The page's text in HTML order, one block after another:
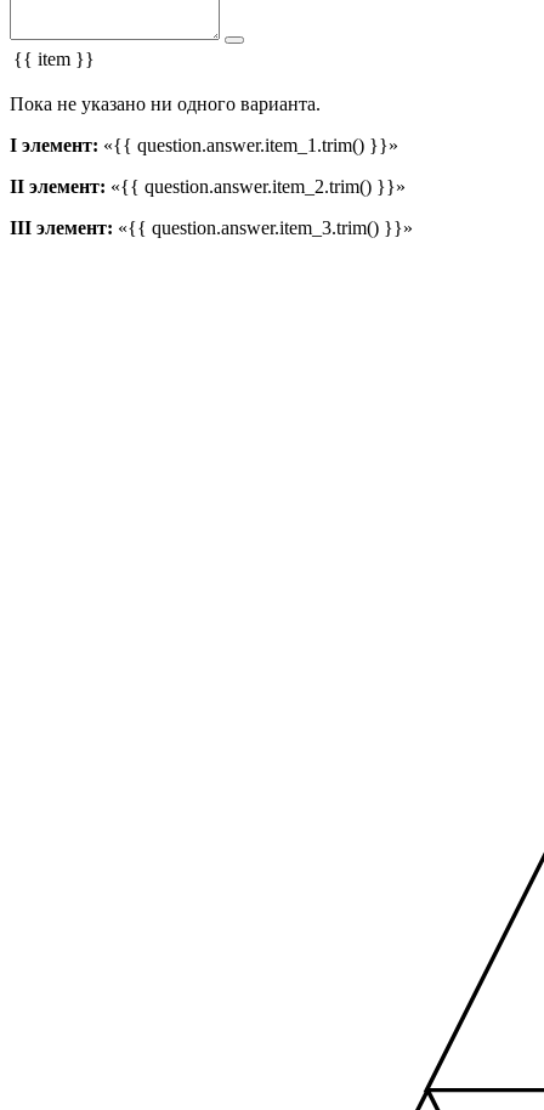
{{ item }}
Пока не указано ни одного варианта.
I элемент: «{{ question.answer.item_1.trim() }}»
II элемент: «{{ question.answer.item_2.trim() }}»
III элемент: «{{ question.answer.item_3.trim() }}»